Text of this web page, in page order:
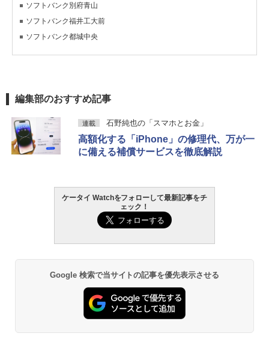
ソフトバンク別府青山
ソフトバンク福井工大前
ソフトバンク都城中央
編集部のおすすめ記事
連載 石野純也の「スマホとお金」
高額化する「iPhone」の修理代、万が一
に備える補償サービスを徹底解説
ケータイ Watchをフォローして最新記事をチ
ェック！
Google 検索で当サイトの記事を優先表示させる